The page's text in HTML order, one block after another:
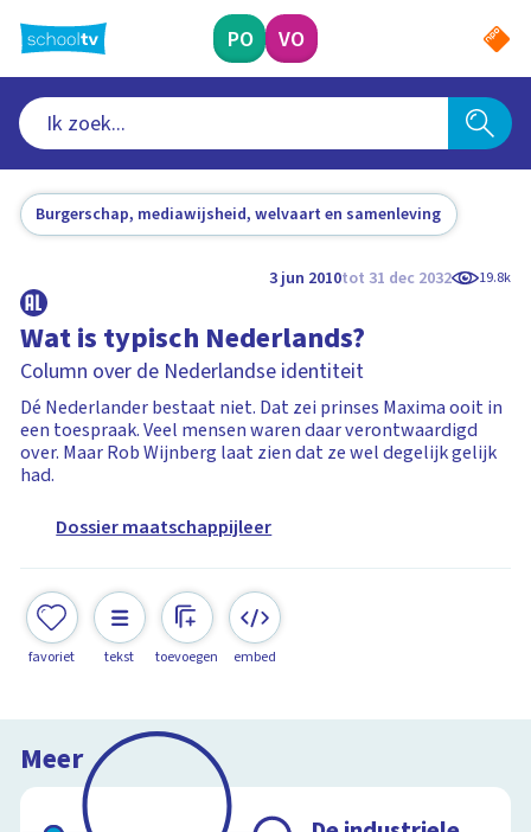
naar
hoofdinhoud
PO VO
Burgerschap, mediawijsheid, welvaart en samenleving
3 jun 2010tot 31 dec 2032 19.8k
Wat is typisch Nederlands?
Column over de Nederlandse identiteit
Dé Nederlander bestaat niet. Dat zei prinses Maxima ooit in
een toespraak. Veel mensen waren daar verontwaardigd
over. Maar Rob Wijnberg laat zien dat ze wel degelijk gelijk
had.
Dossier maatschappijleer
favoriet tekst toevoegen embed
Meer